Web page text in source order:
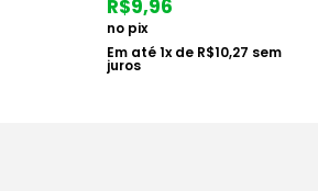
Em até1x de
juros